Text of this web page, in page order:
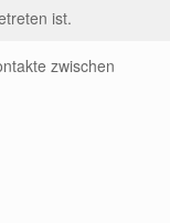
ist.
zwischen